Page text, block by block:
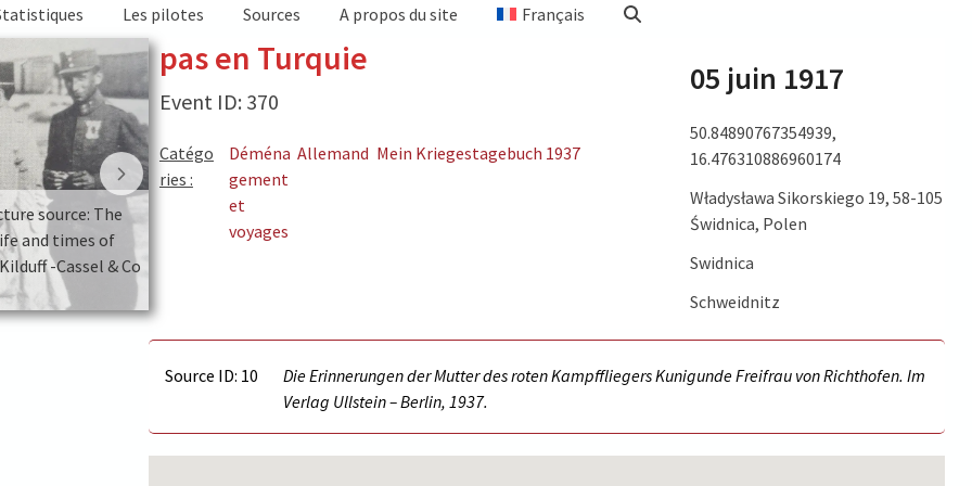
Les pilotes Sources A propos du site Français
source: The
and times of
-Cassel & Co
MvR with Austrian officers. (picture source: The
Illustrated Red Baron – The life and times of
pas en Turquie
Event ID: 370
Catégo
ries :
Déména
gement
et
voyages
Allemand Mein Kriegestagebuch 1937
05 juin 1917
50.84890767354939,
16.476310886960174
Władysława Sikorskiego 19, 58-105
Świdnica, Polen
Swidnica
Schweidnitz
Source ID: 10
Die Erinnerungen der Mutter des roten Kampffliegers Kunigunde Freifrau von Richthofen. Im
Verlag Ullstein – Berlin, 1937.